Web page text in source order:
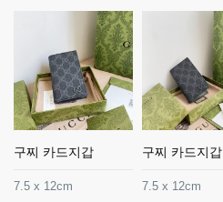
구찌 카드지갑
7.5 x 12cm
구찌 카드지갑
7.5 x 12cm